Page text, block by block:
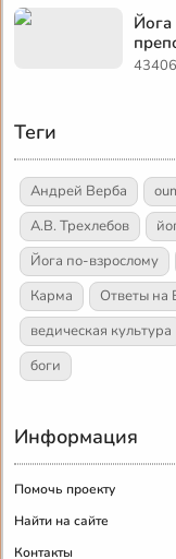
Теги
Андрей Верба
А.В. Трехлебов
Йога по-взрослому
Карма
Ответы на
ведическая культура
боги
Информация
Помочь проекту
Найти на сайте
Контакты